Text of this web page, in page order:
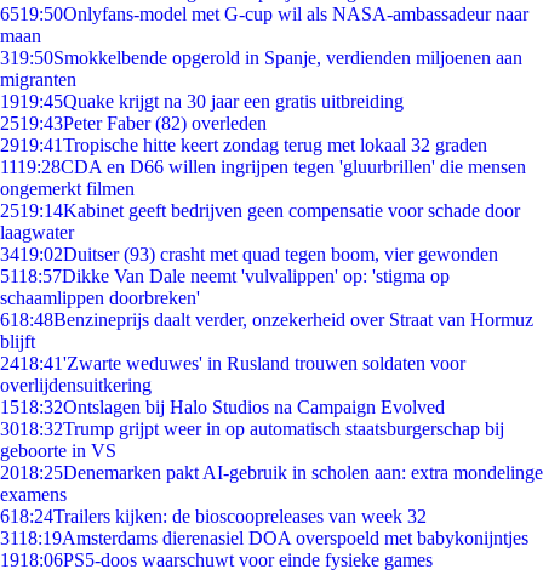
6519:50Onlyfans-model met G-cup wil als NASA-ambassadeur naar
maan
319:50Smokkelbende opgerold in Spanje, verdienden miljoenen aan
migranten
1919:45Quake krijgt na 30 jaar een gratis uitbreiding
2519:43Peter Faber (82) overleden
2919:41Tropische hitte keert zondag terug met lokaal 32 graden
1119:28CDA en D66 willen ingrijpen tegen 'gluurbrillen' die mensen
ongemerkt filmen
2519:14Kabinet geeft bedrijven geen compensatie voor schade door
laagwater
3419:02Duitser (93) crasht met quad tegen boom, vier gewonden
5118:57Dikke Van Dale neemt 'vulvalippen' op: 'stigma op
schaamlippen doorbreken'
618:48Benzineprijs daalt verder, onzekerheid over Straat van Hormuz
blijft
2418:41'Zwarte weduwes' in Rusland trouwen soldaten voor
overlijdensuitkering
1518:32Ontslagen bij Halo Studios na Campaign Evolved
3018:32Trump grijpt weer in op automatisch staatsburgerschap bij
geboorte in VS
2018:25Denemarken pakt AI-gebruik in scholen aan: extra mondelinge
examens
618:24Trailers kijken: de bioscoopreleases van week 32
3118:19Amsterdams dierenasiel DOA overspoeld met babykonijntjes
1918:06PS5-doos waarschuwt voor einde fysieke games